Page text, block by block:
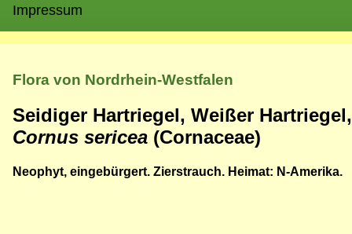
Impressum
Flora von Nordrhein-Westfalen
Seidiger Hartriegel, Weißer
Cornus sericea (Cornaceae)
Neophyt, eingebürgert. Zierstrauch. Heimat: N-Amerika.